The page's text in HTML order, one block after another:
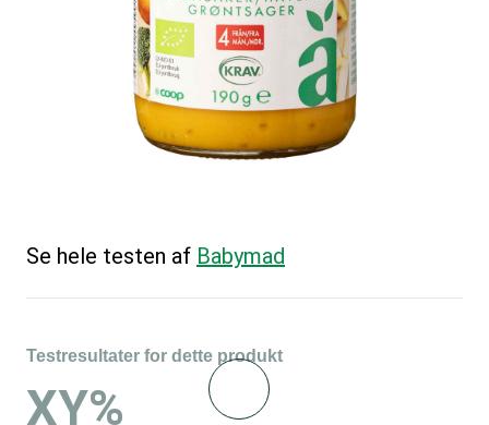
Se hele testen af Babymad
Testresultater for dette produkt
XY%